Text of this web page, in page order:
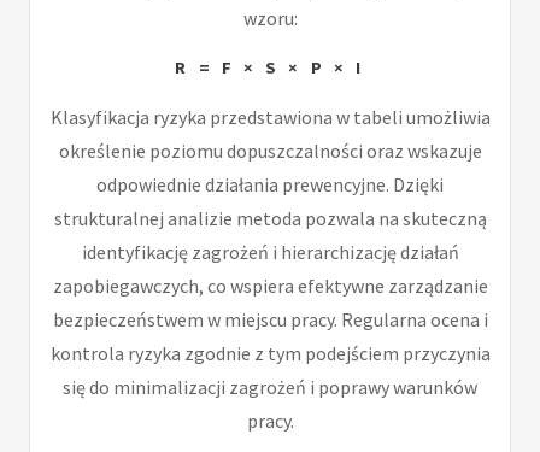
wzoru:
R = F × S × P × I
Klasyfikacja ryzyka przedstawiona w tabeli umożliwia
określenie poziomu dopuszczalności oraz wskazuje
odpowiednie działania prewencyjne. Dzięki
strukturalnej analizie metoda pozwala na skuteczną
identyfikację zagrożeń i hierarchizację działań
zapobiegawczych, co wspiera efektywne zarządzanie
bezpieczeństwem w miejscu pracy. Regularna ocena i
kontrola ryzyka zgodnie z tym podejściem przyczynia
się do minimalizacji zagrożeń i poprawy warunków
pracy.